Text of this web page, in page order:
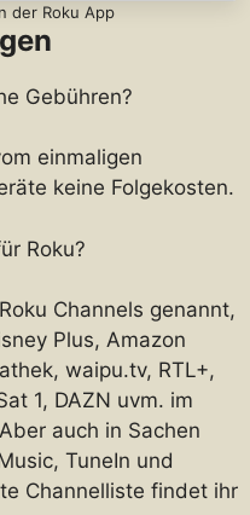
der Roku App
Gebühren?
einmaligen
keine Folgekosten.
Roku?
Channels genannt,
Plus, Amazon
waipu.tv, RTL+,
1, DAZN uvm. im
auch in Sachen
TuneIn und
Channelliste findet ihr